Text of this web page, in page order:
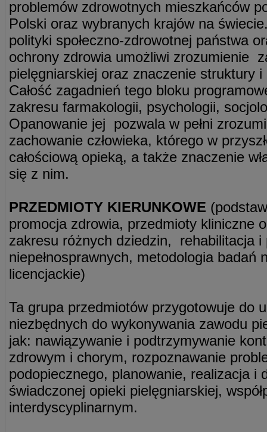
problemów zdrowotnych mieszkańców
Polski oraz wybranych krajów na
polityki społeczno-zdrowotnej państwa
ochrony zdrowia umożliwi zrozumienie
pielęgniarskiej oraz znaczenie struktury
Całość zagadnień tego bloku
zakresu farmakologii, psychologii,
Opanowanie jej pozwala w pełni
zachowanie człowieka, którego w
całościową opieką, a także znaczenie
się z nim.
PRZEDMIOTY KIERUNKOWE
promocja zdrowia, przedmioty kliniczne
zakresu różnych dziedzin, rehabilitacja i
niepełnosprawnych, metodologia badań
licencjackie)
Ta grupa przedmiotów przygotowuje do
niezbędnych do wykonywania zawodu
jak: nawiązywanie i podtrzymywanie
zdrowym i chorym, rozpoznawanie
podopiecznego, planowanie, realizacja i
świadczonej opieki pielęgniarskiej,
interdyscyplinarnym.